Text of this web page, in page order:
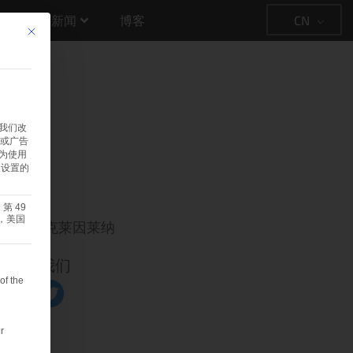
新闻 博客 CN
利亚-克莱因莱纳
喜欢我们
该按钮用于关闭对话。其功能与 只接受必要的 cookie 按钮相同。
们改
广告
使用
置的
第 49
美国
the